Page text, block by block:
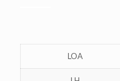
LOA